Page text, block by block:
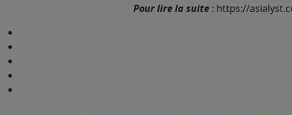
Pour lire la suite : https://